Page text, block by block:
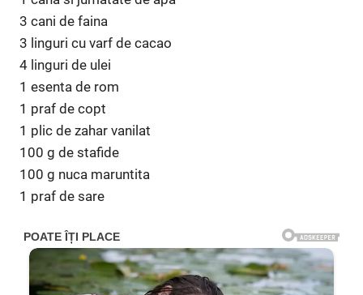
3 cani de faina
3 linguri cu varf de cacao
4 linguri de ulei
1 esenta de rom
1 praf de copt
1 plic de zahar vanilat
100 g de stafide
100 g nuca maruntita
1 praf de sare